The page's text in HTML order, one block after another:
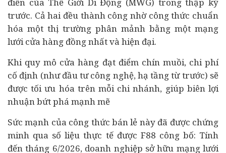
trước. Cả hai đều thành công nhờ công thức chuẩn
hóa một thị trường phân mảnh bằng một mạng
lưới cửa hàng đồng nhất và hiện đại.
Khi quy mô cửa hàng đạt điểm chín muồi, chi phí
cố định (như đầu tư công nghệ, hạ tầng từ trước) sẽ
được tối ưu hóa trên mỗi chi nhánh, giúp biên lợi
nhuận bứt phá mạnh mẽ
Sức mạnh của công thức bán lẻ này đã được chứng
minh qua số liệu thực tế được F88 công bố: Tính
đến tháng 6/2026, doanh nghiệp sở hữu mạng lưới